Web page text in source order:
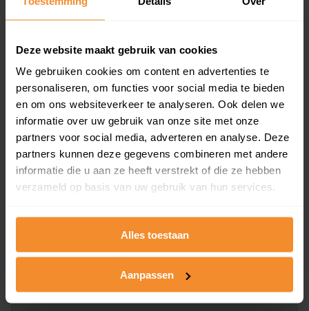
Deze website maakt gebruik van cookies
We gebruiken cookies om content en advertenties te
personaliseren, om functies voor social media te bieden
en om ons websiteverkeer te analyseren. Ook delen we
informatie over uw gebruik van onze site met onze
partners voor social media, adverteren en analyse. Deze
partners kunnen deze gegevens combineren met andere
informatie die u aan ze heeft verstrekt of die ze hebben
verzameld op basis van uw gebruik van hun services.
Alles toestaan
Aanpassen
Bekijk product
Direct leverbaar
Een uitgebreid overzicht van het perceel en
dit inclusief de luchtfoto!